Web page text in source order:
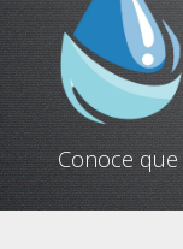
Conoce cual